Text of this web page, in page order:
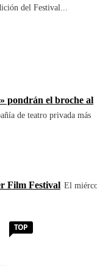
del Festival...
pondrán el broche al
de teatro privada más
Film Festival El
TOP